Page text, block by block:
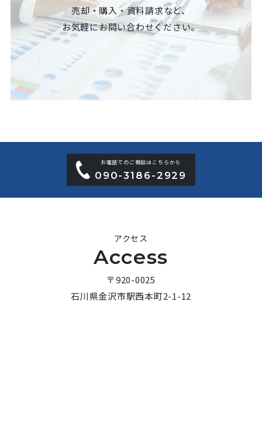
売却・購入・資料請求など、
お気軽にお問い合わせください。
お電話でのご相談はこちらから
090-3186-2929
アクセス
Access
〒920-0025
石川県金沢市駅西本町2-1-12